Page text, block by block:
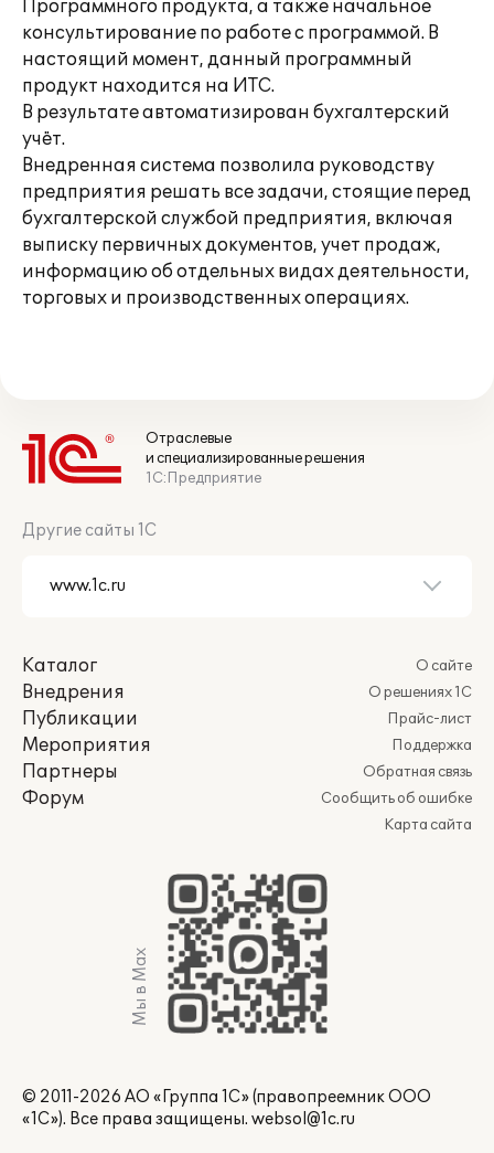
Программного продукта, а также начальное
консультирование по работе с программой. В
настоящий момент, данный программный
продукт находится на ИТС.
В результате автоматизирован бухгалтерский
учёт.
Внедренная система позволила руководству
предприятия решать все задачи, стоящие перед
бухгалтерской службой предприятия, включая
выписку первичных документов, учет продаж,
информацию об отдельных видах деятельности,
торговых и производственных операциях.
Отраслевые
и специализированные решения
1С:Предприятие
Другие сайты 1С
Каталог
Внедрения
Публикации
Мероприятия
Партнеры
Форум
О сайте
О решениях 1С
Прайс-лист
Поддержка
Обратная связь
Сообщить об ошибке
Карта сайта
Мы в Max
© 2011-2026 АО «Группа 1С» (правопреемник ООО
«1С»). Все права защищены. websol@1c.ru